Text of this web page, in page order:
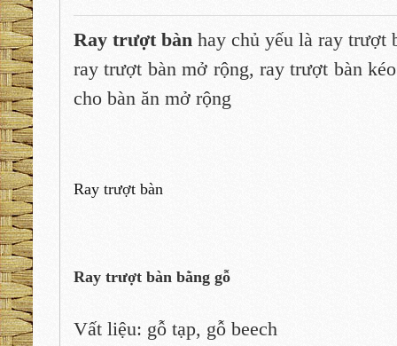
Ray trượt bàn hay chủ yếu là ray trượt
ray trượt bàn mở rộng, ray trượt bàn
cho bàn ăn mở rộng
Ray trượt bàn
Ray trượt bàn bằng gỗ
Vất liệu: gỗ tạp, gỗ beech